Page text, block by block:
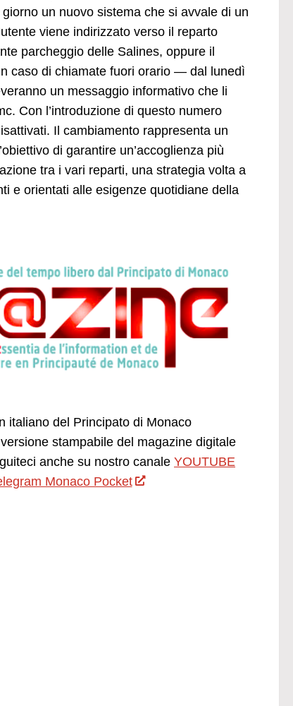
un nuovo sistema che si avvale di un
viene indirizzato verso il reparto
parcheggio delle Salines, oppure il
caso di chiamate fuori orario — dal lunedì
un messaggio informativo che li
. Con l’introduzione di questo numero
Il cambiamento rappresenta un
di garantire un’accoglienza più
tra i vari reparti, una strategia volta a
e orientati alle esigenze quotidiane della
italiano del Principato di Monaco
stampabile del magazine digitale
anche su nostro canale YOUTUBE
Monaco Pocket